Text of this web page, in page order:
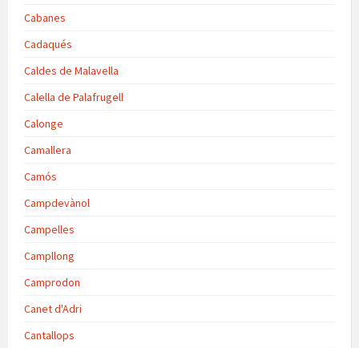
Cabanes
Cadaqués
Caldes de Malavella
Calella de Palafrugell
Calonge
Camallera
Camós
Campdevànol
Campelles
Campllong
Camprodon
Canet d'Adri
Cantallops